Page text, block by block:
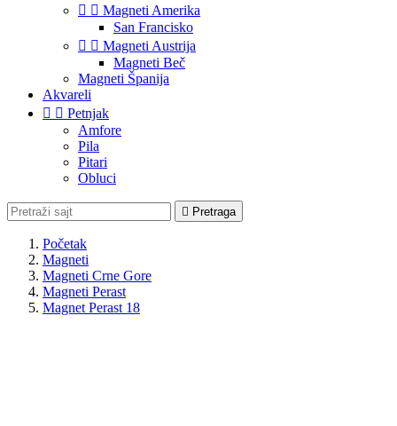
  Magneti Amerika
San Francisko
  Magneti Austrija
Magneti Beč
Magneti Španija
Akvareli
  Petnjak
Amfore
Pila
Pitari
Obluci
 Pretraga
Početak
Magneti
Magneti Crne Gore
Magneti Perast
Magnet Perast 18